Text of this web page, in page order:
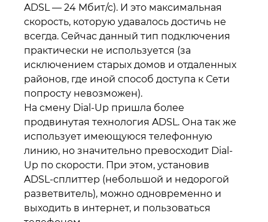
ADSL — 24 Мбит/с). И это максимальная
скорость, которую удавалось достичь не
всегда. Сейчас данный тип подключения
практически не используется (за
исключением старых домов и отдаленных
районов, где иной способ доступа к Сети
попросту невозможен).
На смену Dial-Up пришла более
продвинутая технология ADSL. Она так же
использует имеющуюся телефонную
линию, но значительно превосходит Dial-
Up по скорости. При этом, установив
ADSL-сплиттер (небольшой и недорогой
разветвитель), можно одновременно и
выходить в интернет, и пользоваться